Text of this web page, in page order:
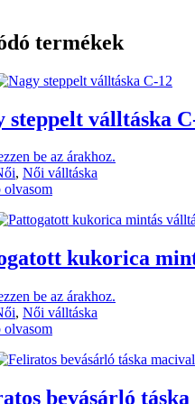
termékek
steppelt válltáska
be az árakhoz.
, Női válltáska
olvasom
kukorica
be az árakhoz.
, Női válltáska
olvasom
bevásárló